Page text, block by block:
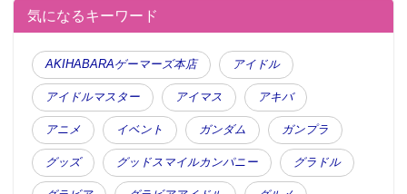
気になるキーワード
AKIHABARAゲーマーズ本店 アイドル
アイドルマスター アイマス アキバ
アニメ イベント ガンダム ガンプラ
グッズ グッドスマイルカンパニー グラドル